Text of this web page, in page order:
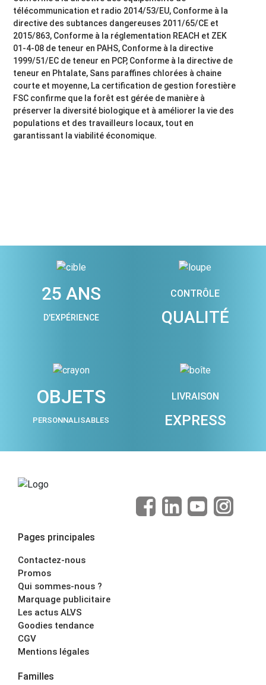
télécommunication et radio 2014/53/EU, Conforme à la
directive des subtances dangereuses 2011/65/CE et
2015/863, Conforme à la réglementation REACH et ZEK
01-4-08 de teneur en PAHS, Conforme à la directive
1999/51/EC de teneur en PCP, Conforme à la directive de
teneur en Phtalate, Sans paraffines chlorées à chaine
courte et moyenne, La certification de gestion forestière
FSC confirme que la forêt est gérée de manière à
préserver la diversité biologique et à améliorer la vie des
populations et des travailleurs locaux, tout en
garantissant la viabilité économique.
25 ANS
D'EXPÉRIENCE
CONTRÔLE
QUALITÉ
OBJETS
PERSONNALISABLES
LIVRAISON
EXPRESS
Pages principales
Contactez-nous
Promos
Qui sommes-nous ?
Marquage publicitaire
Les actus ALVS
Goodies tendance
CGV
Mentions légales
Familles